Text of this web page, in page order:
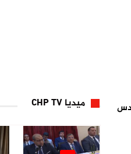
ميديا CHP TV